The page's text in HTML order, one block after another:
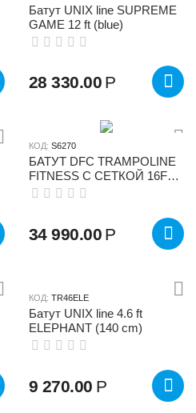
Батут UNIX line SUPREME
GAME 12 ft (blue)
28 330.00 Р
КОД: S6270
БАТУТ DFC TRAMPOLINE
FITNESS С СЕТКОЙ 16FT-
TR-LG
34 990.00 Р
КОД: TR46ELE
Батут UNIX line 4.6 ft
ELEPHANT (140 cm)
9 270.00 Р